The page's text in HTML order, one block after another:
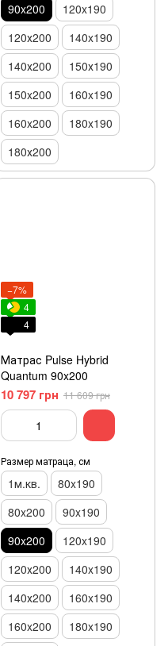
90x200
120x190
120х200
140x190
140х200
150х190
150x200
160x190
160x200
180x190
180х200
−7%
4
4
Матрас Pulse Hybrid
Quantum 90x200
10 797 грн 11 609 грн
Размер матраца, см
1м.кв.
80x190
80x200
90x190
90x200
120x190
120х200
140x190
140х200
160x190
160x200
180x190